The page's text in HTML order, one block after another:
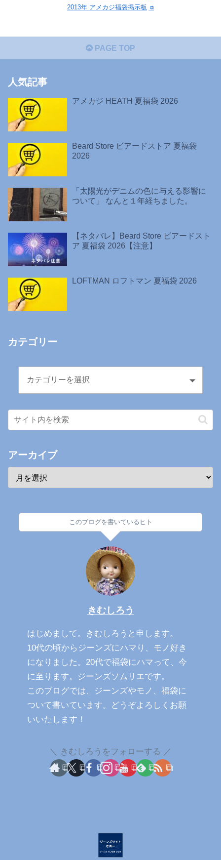
2013年 アメカジ福袋掲示板
PAGE TOP
人気記事
アメカジ HEATH 夏福袋 2026
Beard Store ビアードストア 夏福袋
2026
「太陽光がデニムの色に与える影響に
ついて」 なんと１年経ちました。
【ネタバレ】Beard Store ビアードスト
ア 夏福袋 2026【注意】
LOFTMAN ロフトマン 夏福袋 2026
カテゴリー
アーカイブ
このブログを書いているヒト
きむしろう
はじめまして。きむしろうと申します。
10代の頃からジーンズにハマり、モノ好き
になりました。20代で福袋にハマって、今
に至ります。ジーンズソムリエです。
このブログでは、ジーンズやモノ、福袋に
ついて書いています。どうぞよろしくお願
いいたします！
きむしろうをフォローする